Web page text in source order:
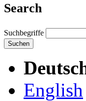
Search
Suchbegriffe
Suchen
English